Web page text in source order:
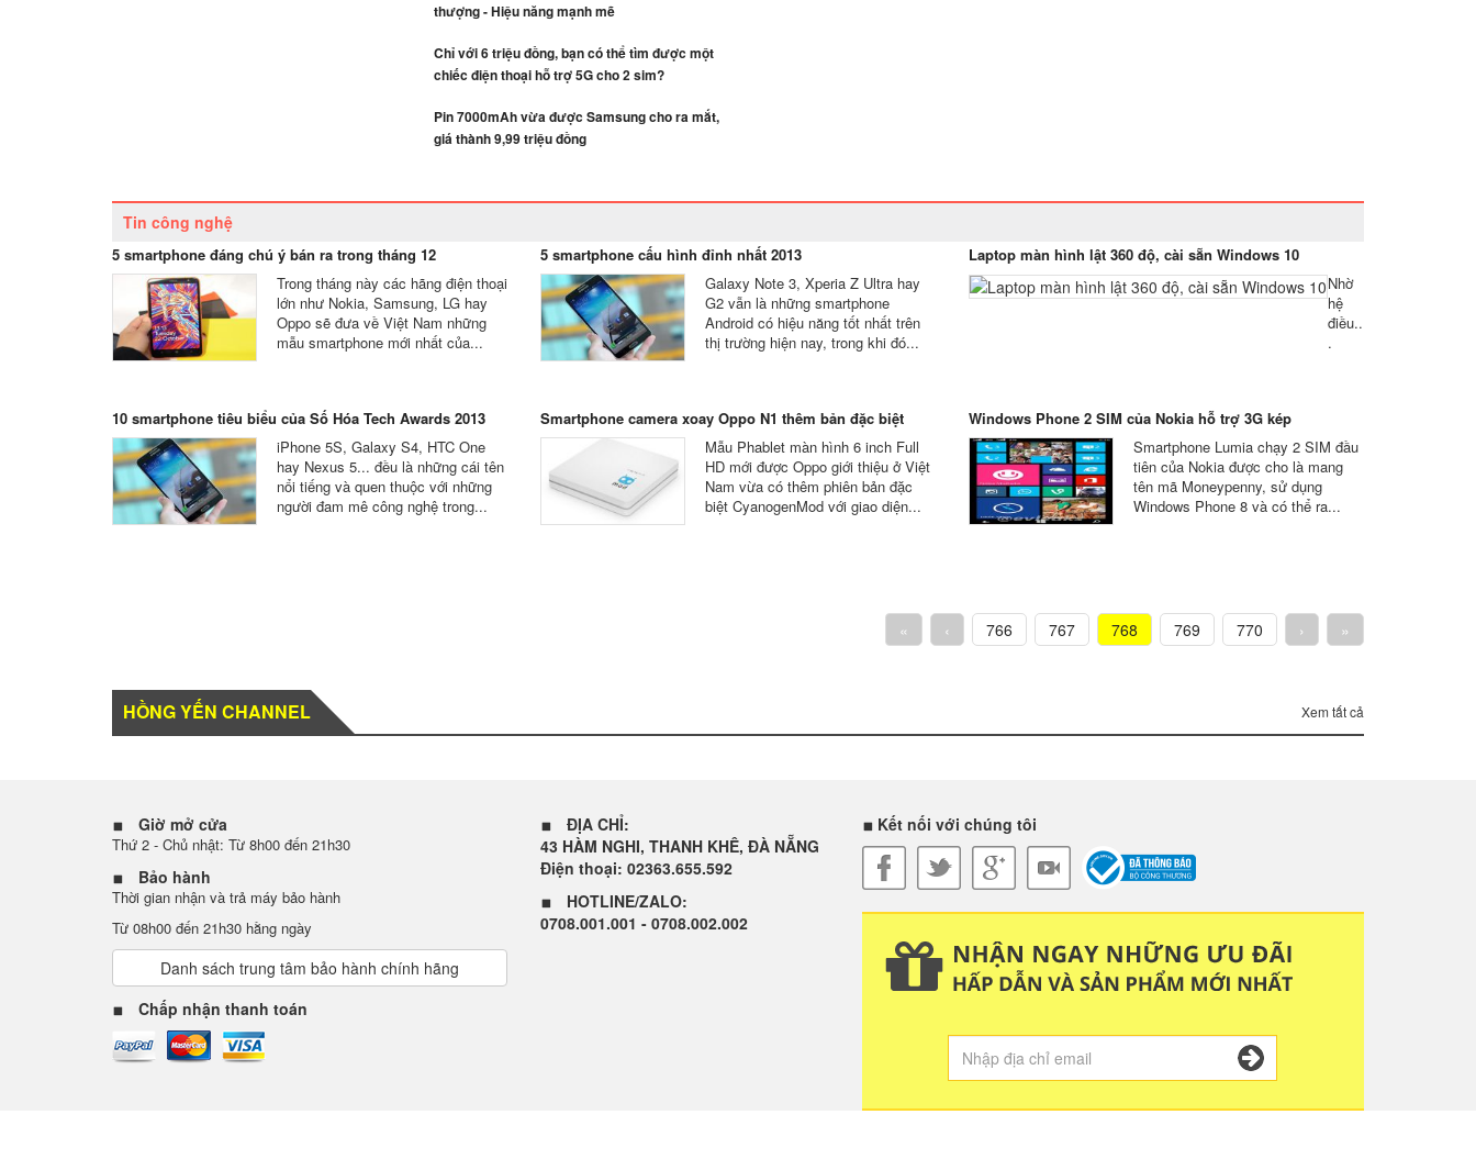
thượng - Hiệu năng mạnh mẽ
Chỉ với 6 triệu đồng, bạn có thể tìm được một
chiếc điện thoại hỗ trợ 5G cho 2 sim?
Pin 7000mAh vừa được Samsung cho ra mắt,
giá thành 9,99 triệu đồng
Tin công nghệ
5 smartphone đáng chú ý bán ra trong tháng 12
Trong tháng này các hãng điện thoại
lớn như Nokia, Samsung, LG hay
Oppo sẽ đưa về Việt Nam những
mẫu smartphone mới nhất của...
5 smartphone cấu hình đỉnh nhất 2013
Galaxy Note 3, Xperia Z Ultra hay
G2 vẫn là những smartphone
Android có hiệu năng tốt nhất trên
thị trường hiện nay, trong khi đó...
Laptop màn hình lật 360 độ, cài sẵn Windows 10
Nhờ
hệ
điều..
.
10 smartphone tiêu biểu của Số Hóa Tech Awards 2013
iPhone 5S, Galaxy S4, HTC One
hay Nexus 5... đều là những cái tên
nổi tiếng và quen thuộc với những
người đam mê công nghệ trong...
Smartphone camera xoay Oppo N1 thêm bản đặc biệt
Mẫu Phablet màn hình 6 inch Full
HD mới được Oppo giới thiệu ở Việt
Nam vừa có thêm phiên bản đặc
biệt CyanogenMod với giao diện...
Windows Phone 2 SIM của Nokia hỗ trợ 3G kép
Smartphone Lumia chạy 2 SIM đầu
tiên của Nokia được cho là mang
tên mã Moneypenny, sử dụng
Windows Phone 8 và có thể ra...
« ‹ 766 767 768 769 770 › »
HỒNG YẾN CHANNEL Xem tất cả
Giờ mở cửa
Thứ 2 - Chủ nhật: Từ 8h00 đến 21h30
Bảo hành
Thời gian nhận và trả máy bảo hành
Từ 08h00 đến 21h30 hằng ngày
Danh sách trung tâm bảo hành chính hãng
Chấp nhận thanh toán
ĐỊA CHỈ:
43 HÀM NGHI, THANH KHÊ, ĐÀ NẴNG
Điện thoại: 02363.655.592
HOTLINE/ZALO:
0708.001.001 - 0708.002.002
Kết nối với chúng tôi